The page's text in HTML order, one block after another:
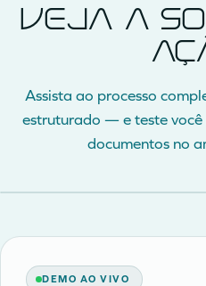
Veja a
Assista ao processo
estruturado — e teste você
documentos no
DEMO AO VIVO